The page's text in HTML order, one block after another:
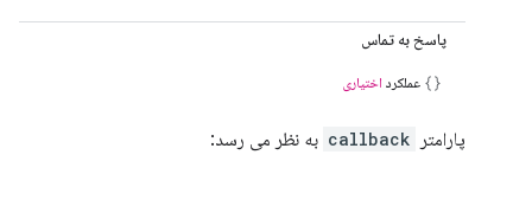
پاسخ به تماس
عملکرد اختیاری
پارامتر callback به نظر می رسد: